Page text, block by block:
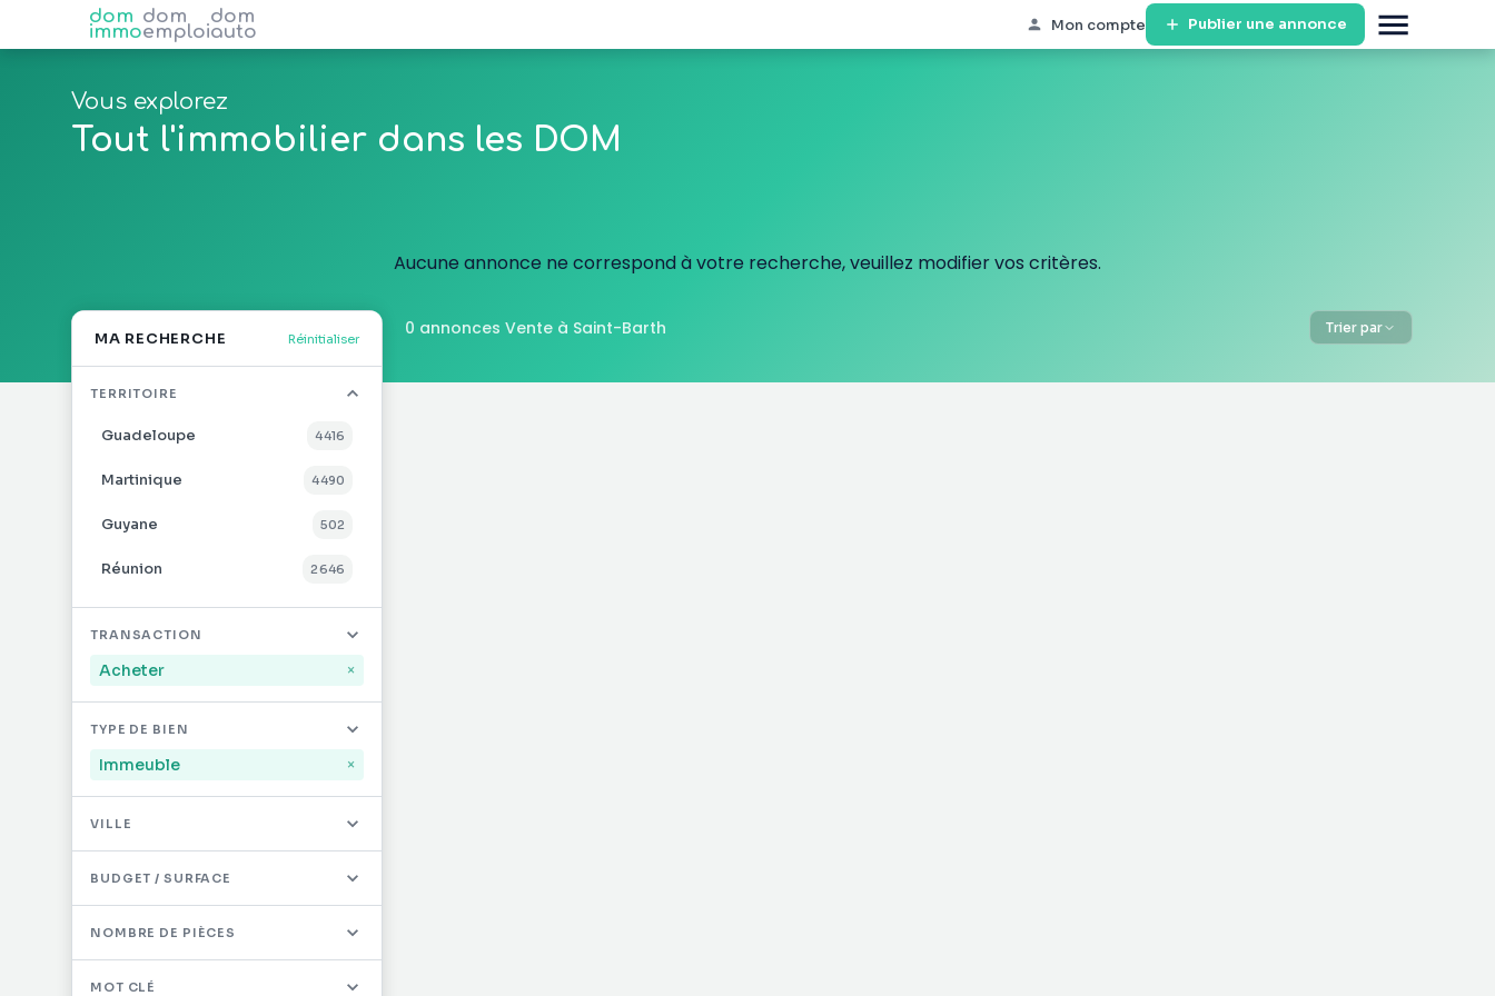
dom
immo
dom
emploi
dom
auto Mon compte Publier une annonce
Vous explorez
Tout l'immobilier dans les DOM
Aucune annonce ne correspond à votre recherche, veuillez modifier vos critères.
MA RECHERCHE Réinitialiser
TERRITOIRE
Guadeloupe 4 416
Martinique 4 490
Guyane 502
Réunion 2 646
Mayotte
Saint-Barthélémy 12
TRANSACTION
Acheter ×
TYPE DE BIEN
Immeuble ×
VILLE
BUDGET / SURFACE
NOMBRE DE PIÈCES
MOT CLÉ
0 annonces Vente à Saint-Barth Trier par